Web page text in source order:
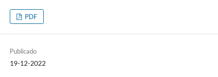
PDF
Publicado
19-12-2022